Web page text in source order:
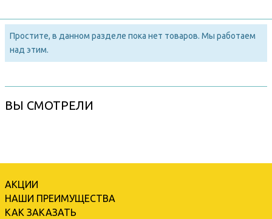
Простите, в данном разделе пока нет товаров. Мы работаем
над этим.
ВЫ СМОТРЕЛИ
АКЦИИ
НАШИ ПРЕИМУЩЕСТВА
КАК ЗАКАЗАТЬ